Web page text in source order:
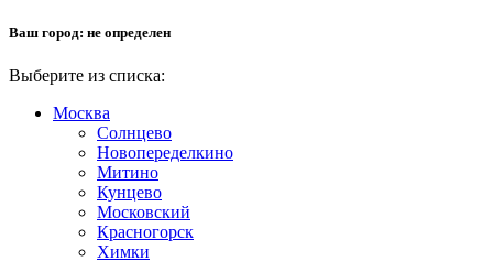
Ваш город: не определен
Выберите из списка:
Москва
Солнцево
Новопеределкино
Митино
Кунцево
Московский
Красногорск
Химки